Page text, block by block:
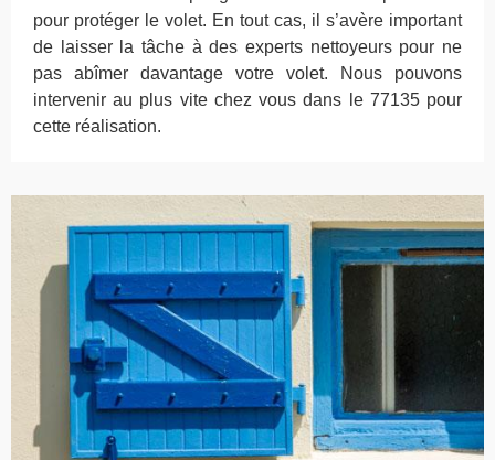
pour protéger le volet. En tout cas, il s’avère important
de laisser la tâche à des experts nettoyeurs pour ne
pas abîmer davantage votre volet. Nous pouvons
intervenir au plus vite chez vous dans le 77135 pour
cette réalisation.